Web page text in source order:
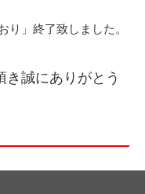
り」終了致しました。
き 誠にありがとう